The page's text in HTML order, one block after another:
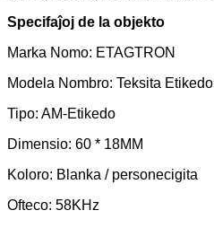
Specifaĵoj de la objekto
Marka Nomo: ETAGTRON
Modela Nombro: Teksita Etikedo
Tipo: AM-Etikedo
Dimensio: 60 * 18MM
Koloro: Blanka / personecigita
Ofteco: 58KHz